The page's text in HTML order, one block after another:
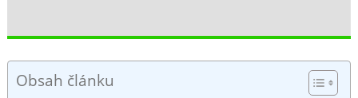
Obsah článku